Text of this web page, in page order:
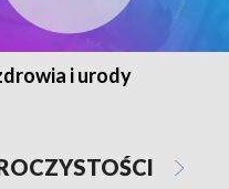
i urody